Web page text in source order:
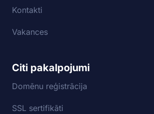
Kontakti
Vakances
Citi pakalpojumi
Domēnu reģistrācija
SSL sertifikāti